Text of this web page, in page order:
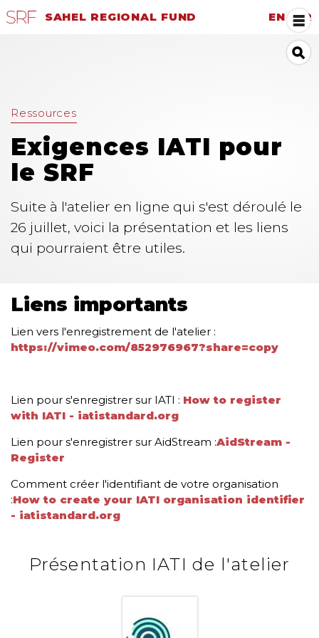
SAHEL REGIONAL FUND EN|FR
Ressources
Exigences IATI pour
le SRF
Suite à l'atelier en ligne qui s'est déroulé le
26 juillet, voici la présentation et les liens
qui pourraient être utiles.
Liens importants
Lien vers l'enregistrement de l'atelier :
https://vimeo.com/852976967?share=copy
Lien pour s'enregistrer sur IATI : How to register
with IATI - iatistandard.org
Lien pour s'enregistrer sur AidStream :AidStream -
Register
Comment créer l'identifiant de votre organisation
:How to create your IATI organisation identifier
- iatistandard.org
Présentation IATI de l'atelier